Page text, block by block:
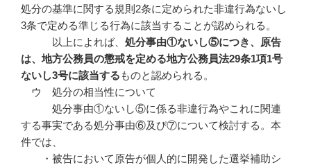
処分の基準に関する規則2条に定められた非違行為ないし
3条で定める準じる行為に該当することが認められる。
以上によれば、 処分事由①ないし⑤につき、原告
は、地方公務員の懲戒を定める地方公務員法29条1項1号
ないし3号に該当する ものと認められる。
ウ 処分の相当性について
処分事由①ないし⑤に係る非違行為やこれに関連
する事実である処分事由⑥及び⑦について検討する。本
件では、
・被告において原告が個人的に開発した選挙補助シ